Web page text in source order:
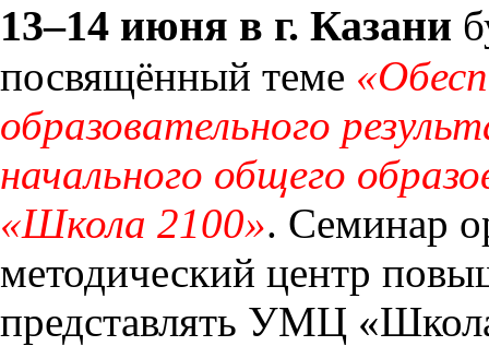
13–14 июня в г. Казани
посвящённый теме
образовательного
начального общего
«Школа 2100». Семинар
методический центр
представлять УМЦ